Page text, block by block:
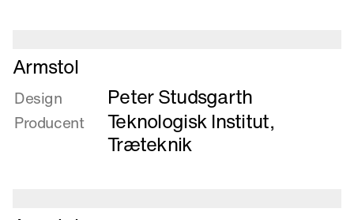
Læs
mere
om
Armstol
Armstol
Design Peter Studsgarth
Producent
Teknologisk Institut,
Træteknik